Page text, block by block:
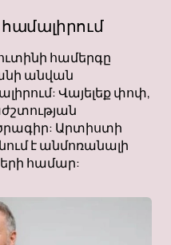
համերգը
անվան
Վայելեք փոփ,
Արտիստի
է անմոռանալի
համար: